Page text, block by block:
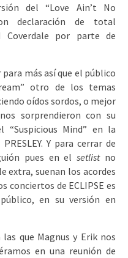
del “Love Ain’t No
declaración de total
Coverdale por parte de
para más así que el público
otro de los temas
oídos sordos, o mejor
sorprendieron con su
“Suspicious Mind” en la
Y para cerrar de
pues en elsetlistno
extra, suenan los acordes
conciertos de ECLIPSE es
en su versión en
que Magnus y Erik nos
en una reunión de